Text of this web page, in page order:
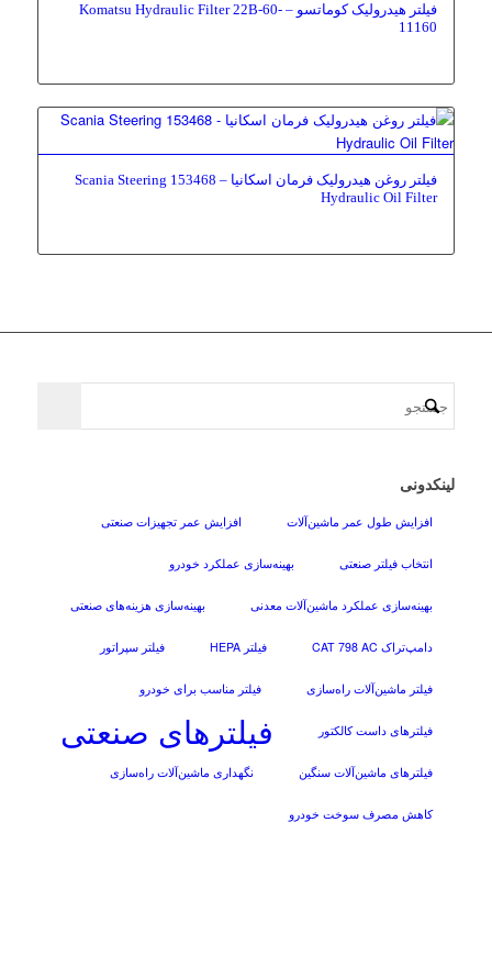
فیلتر هیدرولیک کوماتسو – Komatsu Hydraulic Filter 22B-60-
11160
فیلتر روغن هیدرولیک فرمان اسکانیا – 153468 Scania Steering
Hydraulic Oil Filter
لینکدونی
افزایش طول عمر ماشین‌آلات افزایش عمر تجهیزات صنعتی
انتخاب فیلتر صنعتی بهینه‌سازی عملکرد خودرو
بهینه‌سازی عملکرد ماشین‌آلات معدنی بهینه‌سازی هزینه‌های صنعتی
دامپ‌تراک CAT 798 AC فیلتر HEPA فیلتر سپراتور
فیلتر ماشین‌آلات راه‌سازی فیلتر مناسب برای خودرو
فیلترهای داست کالکتور فیلترهای صنعتی
فیلترهای ماشین‌آلات سنگین نگهداری ماشین‌آلات راه‌سازی
کاهش مصرف سوخت خودرو